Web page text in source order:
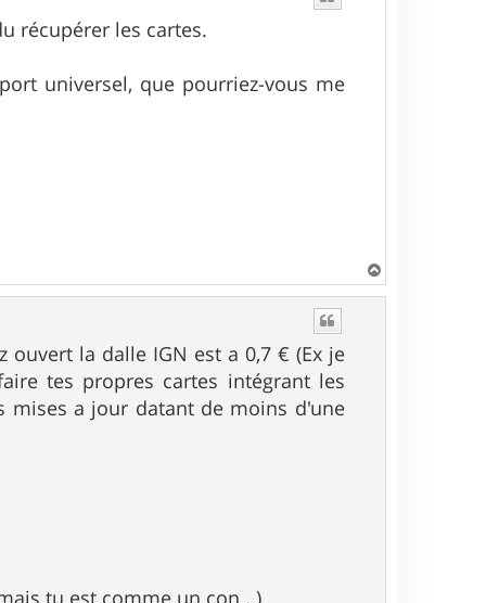
récupérer les cartes.
universel, que pourriez-vous me
a
ouvert la dalle IGN est a 0,7 € (Ex je
tes propres cartes intégrant les
mises a jour datant de moins d'une